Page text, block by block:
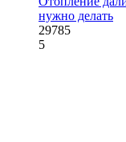
нужно делать
29785
5